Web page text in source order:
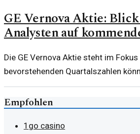
GE Vernova Aktie:
Analysten auf
Die GE Vernova Aktie steht im
bevorstehenden Quartalszahlen
für die Marktperformance sein. Ein
Prognosen und Einschätzungen.
Empfohlen
1go casino